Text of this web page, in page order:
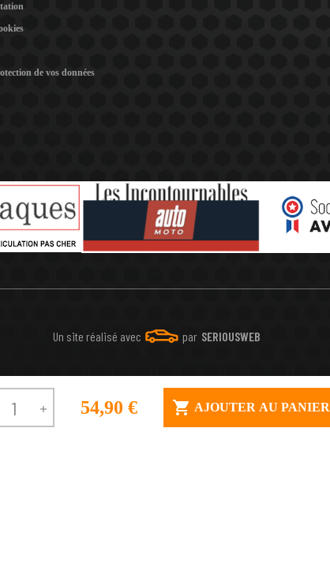
 54,90 €  AJOUTER AU PANIER
de vos données
Un site réalisé avec par SERIOUSWEB